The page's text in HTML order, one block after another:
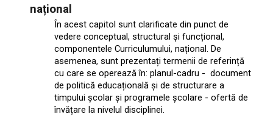
național
În acest capitol sunt clarificate din punct de
vedere conceptual, structural și funcțional,
componentele Curriculumului, național. De
asemenea, sunt prezentați termenii de referință
cu care se operează în: planul-cadru - document
de politică educațională și de structurare a
timpului școlar și programele școlare - ofertă de
învățare la nivelul disciplinei.